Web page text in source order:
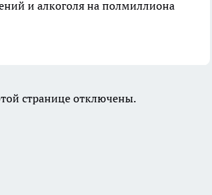
и алкоголя на полмиллиона
странице отключены.